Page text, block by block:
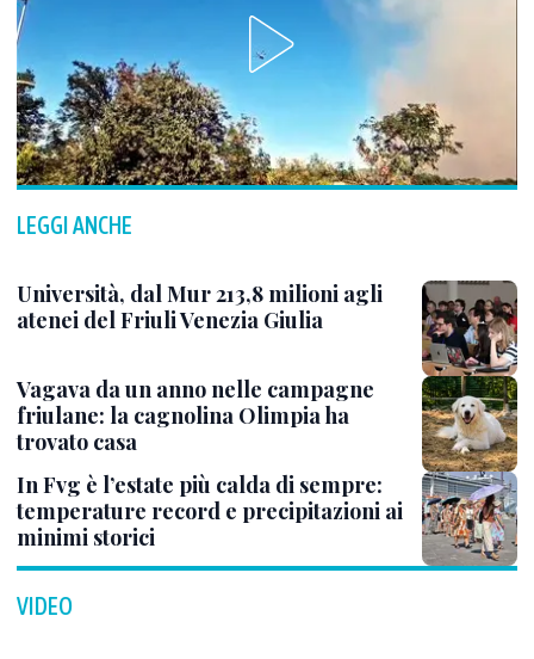
LEGGI ANCHE
Università, dal Mur 213,8 milioni agli
atenei del Friuli Venezia Giulia
Vagava da un anno nelle campagne
friulane: la cagnolina Olimpia ha
trovato casa
In Fvg è l’estate più calda di sempre:
temperature record e precipitazioni ai
minimi storici
VIDEO